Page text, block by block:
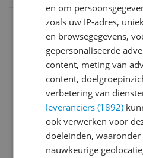
Aantal fasen
2-fasen
4242005289356
en om
zoals uw IP-adres,
en browsegegevens,
gepersonaliseerde
content, meting van
content,
verbetering van
leveranciers (1892)
ook verwerken voor
doeleinden,
nauwkeurige